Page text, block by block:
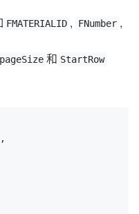
FMATERIALID , FNumber ,
pageSize 和 StartRow